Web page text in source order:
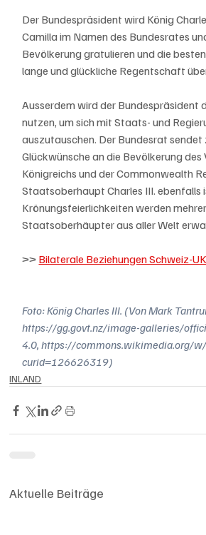
Der Bundespräsident wird König
Camilla im Namen des Bundesrates
Bevölkerung gratulieren und die
lange und glückliche Regentschaft
Ausserdem wird der Bundespräsident
nutzen, um sich mit Staats- und
auszutauschen. Der Bundesrat sendet
Glückwünsche an die Bevölkerung des
Königreichs und der Commonwealth
Staatsoberhaupt Charles III. ebenfalls
Krönungsfeierlichkeiten werden
Staatsoberhäupter aus aller Welt
>> Bilaterale Beziehungen Schweiz-UK
Foto: König Charles III. (Von Mark
https://gg.govt.nz/image-galleries/
4.0, https://commons.wikimedia.org/
curid=126626319)
INLAND
Aktuelle Beiträge